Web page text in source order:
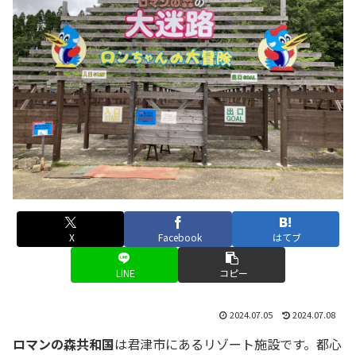
X Facebook はてブ
LINE コピー
2024.07.05 2024.07.08
ロマンの森共和国は君津市にあるリゾート施設です。都心